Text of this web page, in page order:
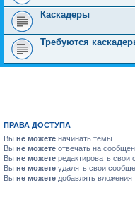
Каскадеры
Требуются
ПРАВА ДОСТУПА
Вы не можете начинать темы
Вы не можете отвечать на
Вы не можете редактировать свои
Вы не можете удалять свои
Вы не можете добавлять вложения